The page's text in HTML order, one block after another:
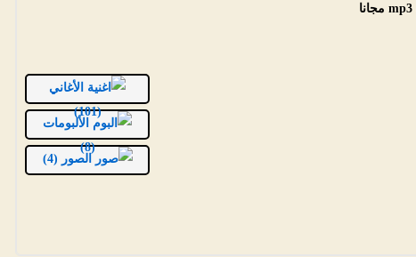
الأغاني
(101)
الألبومات
(8)
الصور (4)